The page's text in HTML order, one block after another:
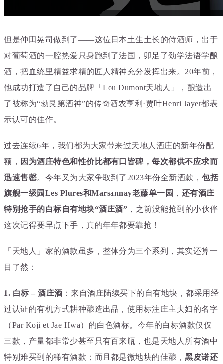
但是仲田晃司做到了——这位日本土生土长的侍酒师，出于
对葡萄酒的一腔热爱只身跑到了法国，卯足了劲学法语学酿
酒，把血统里精益求精的匠人精神充分发挥出来。20年前，
他成功打造了自己的品牌「Lou Dumont天地人」，酿造出
了被称为“勃艮第酒神”的传奇酒农亨利·贾叶Henri Jayer都表
示认可的佳作。
过去连续6年，我们都为大家带来过天地人酒庄的新年份配
额， 因为酒庄特色和性价比都有口皆碑，每次都供不应求而
迅速售罄。今年又为大家争取到了2023年份全新酒款，包括
旗舰一级园 Les Plures和Marsannay老藤单一园 ， 还有酒庄
特别抢手的白标自有地块“酒庄酒” ，之前没能抢到的小伙伴
这次记得要早点下手，真的年年都要靠抢！
「天地人」家的酒款虽多，整体分为三个系列，其实还算一
目了然：
1. 白标 – 酒庄酒 ：来自酒庄陆续买下的自有地块，都采用经
过认证的有机方式耕种酿造出品， 使用标注庄主夫妇的名字
（Par Koji et Jae Hwa）的白色酒标。今年的白标酒款仅仅
三款，产量都非常少甚至只有百来瓶，也是天地人所有酒中
特别难买到的稀有酒款；而且都是微地块的佳酿，黑皮诺还